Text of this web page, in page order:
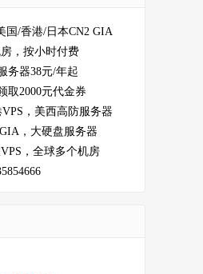
国/香港/日本CN2 GIA
房，按小时付费
务器38元/年起
取2000元代金券
VPS，美西高防服务器
GIA，大硬盘服务器
VPS，全球多个机房